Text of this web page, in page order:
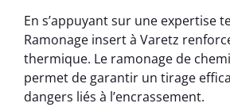
En s’appuyant sur une expertise
Ramonage insert à Varetz
thermique. Le ramonage de
permet de garantir un tirage
dangers liés à l’encrassement.